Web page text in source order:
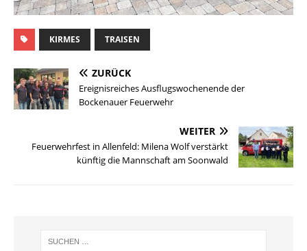
KIRMES TRAISEN
ZURÜCK
Ereignisreiches Ausflugswochenende der
Bockenauer Feuerwehr
WEITER
Feuerwehrfest in Allenfeld: Milena Wolf verstärkt
künftig die Mannschaft am Soonwald